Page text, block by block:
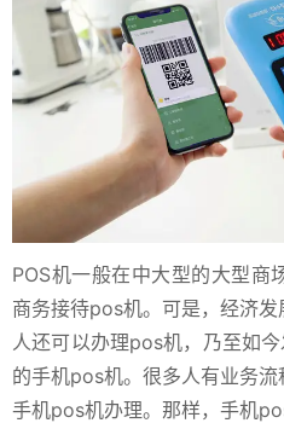
POS机一般在中大型的大型商
商务接待pos机。可是，经济
人还可以办理pos机，乃至如
的手机pos机。很多人有业务
手机pos机办理。那样，手机